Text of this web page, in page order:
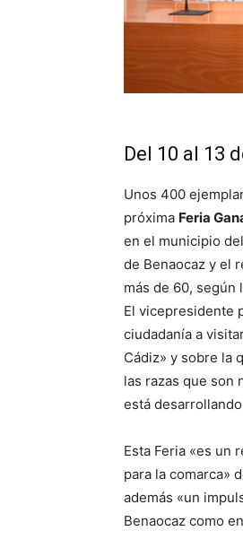
Del 10 al 13
Unos 400
próxima Feria
en el municipio
de Benaocaz y el
más de 60, según
El vicepresidente
ciudadanía a
Cádiz» y sobre la
las razas que son
está
Esta Feria «es un
para la comarca»
además «un
Benaocaz como